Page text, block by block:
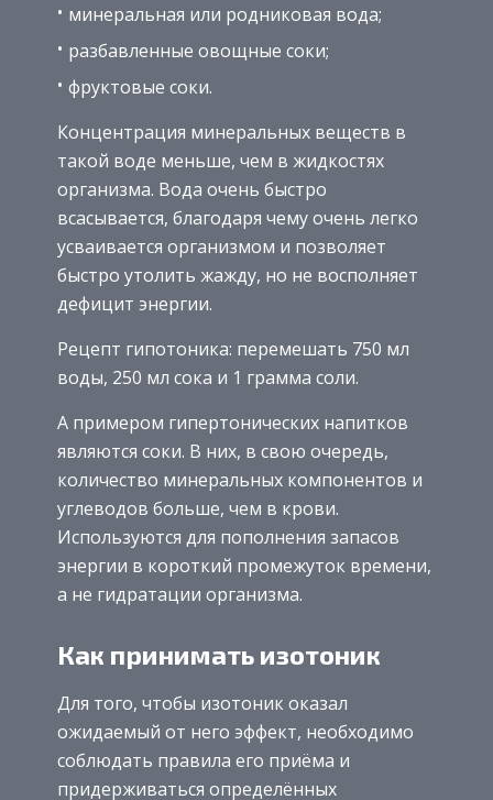
минеральная или родниковая вода;
разбавленные овощные соки;
фруктовые соки.
Концентрация минеральных веществ в
такой воде меньше, чем в жидкостях
организма. Вода очень быстро
всасывается, благодаря чему очень легко
усваивается организмом и позволяет
быстро утолить жажду, но не восполняет
дефицит энергии.
Рецепт гипотоника: перемешать 750 мл
воды, 250 мл сока и 1 грамма соли.
А примером гипертонических напитков
являются соки. В них, в свою очередь,
количество минеральных компонентов и
углеводов больше, чем в крови.
Используются для пополнения запасов
энергии в короткий промежуток времени,
а не гидратации организма.
Как принимать изотоник
Для того, чтобы изотоник оказал
ожидаемый от него эффект, необходимо
соблюдать правила его приёма и
придерживаться определённых